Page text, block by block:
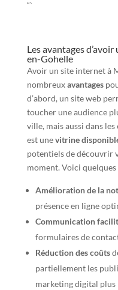
“`
Les avantages
en-Gohelle
Avoir un site internet à
nombreuxavantages
d’abord, un site web
toucher une audience
ville, mais aussi dans
est unevitrine
potentiels de découvrir
moment. Voici
Amélioration de la
présence en ligne
Communication
formulaires de
Réduction des coûts
partiellement les
marketing digital plus